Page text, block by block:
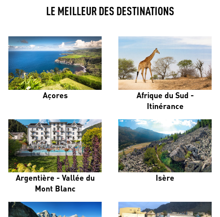
LE MEILLEUR DES DESTINATIONS
Açores
Afrique du Sud -
Itinérance
Argentière - Vallée du
Mont Blanc
Isère